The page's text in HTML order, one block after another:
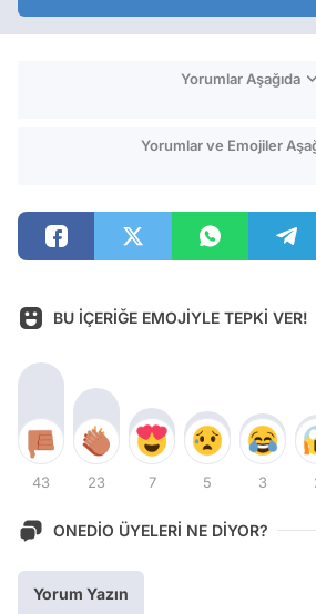
Yorumlar Aşağıda
Yorumlar ve Emojiler
BU İÇERİĞE EMOJİYLE TEPKİ VER!
43 23 7 5 3
ONEDİO ÜYELERİ NE DİYOR?
Yorum Yazın